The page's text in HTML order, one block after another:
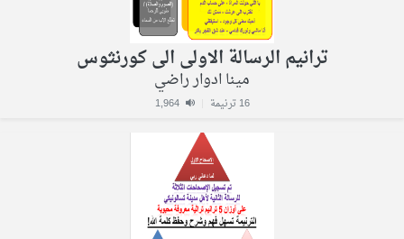
ترانيم الرسالة الاولى الى كورنثوس
مينا ادوار راضي
16 ترنيمة 1,964